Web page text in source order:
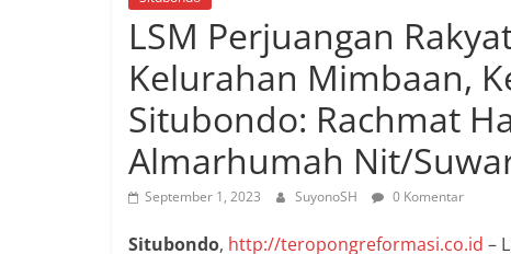
LSM Perjuangan
Kelurahan Mimbaan,
Situbondo: Rachmat
Almarhumah Nit/
September 1, 2023 SuyonoSH 0 Komentar
Situbondo, http://teropongreformasi.co.id –